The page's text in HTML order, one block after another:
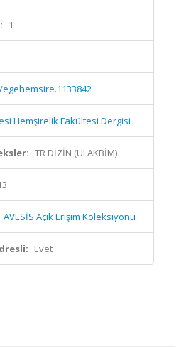
1
egehemsire.1133842
Hemşirelik Fakültesi Dergisi
TR DİZİN (ULAKBİM)
AVESİS Açık Erişim Koleksiyonu
Evet